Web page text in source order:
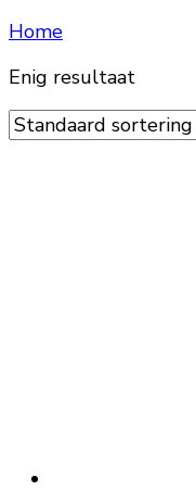
Home
Enig resultaat